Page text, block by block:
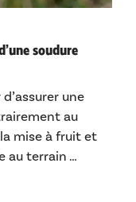
soudure
une
au
mise à fruit et
au terrain …